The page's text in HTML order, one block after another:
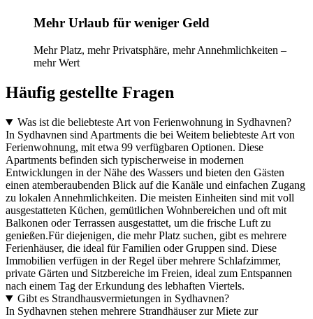
Mehr Urlaub für weniger Geld
Mehr Platz, mehr Privatsphäre, mehr Annehmlichkeiten –
mehr Wert
Häufig gestellte Fragen
Was ist die beliebteste Art von Ferienwohnung in Sydhavnen?
In Sydhavnen sind Apartments die bei Weitem beliebteste Art von
Ferienwohnung, mit etwa 99 verfügbaren Optionen. Diese
Apartments befinden sich typischerweise in modernen
Entwicklungen in der Nähe des Wassers und bieten den Gästen
einen atemberaubenden Blick auf die Kanäle und einfachen Zugang
zu lokalen Annehmlichkeiten. Die meisten Einheiten sind mit voll
ausgestatteten Küchen, gemütlichen Wohnbereichen und oft mit
Balkonen oder Terrassen ausgestattet, um die frische Luft zu
genießen.Für diejenigen, die mehr Platz suchen, gibt es mehrere
Ferienhäuser, die ideal für Familien oder Gruppen sind. Diese
Immobilien verfügen in der Regel über mehrere Schlafzimmer,
private Gärten und Sitzbereiche im Freien, ideal zum Entspannen
nach einem Tag der Erkundung des lebhaften Viertels.
Gibt es Strandhausvermietungen in Sydhavnen?
In Sydhavnen stehen mehrere Strandhäuser zur Miete zur